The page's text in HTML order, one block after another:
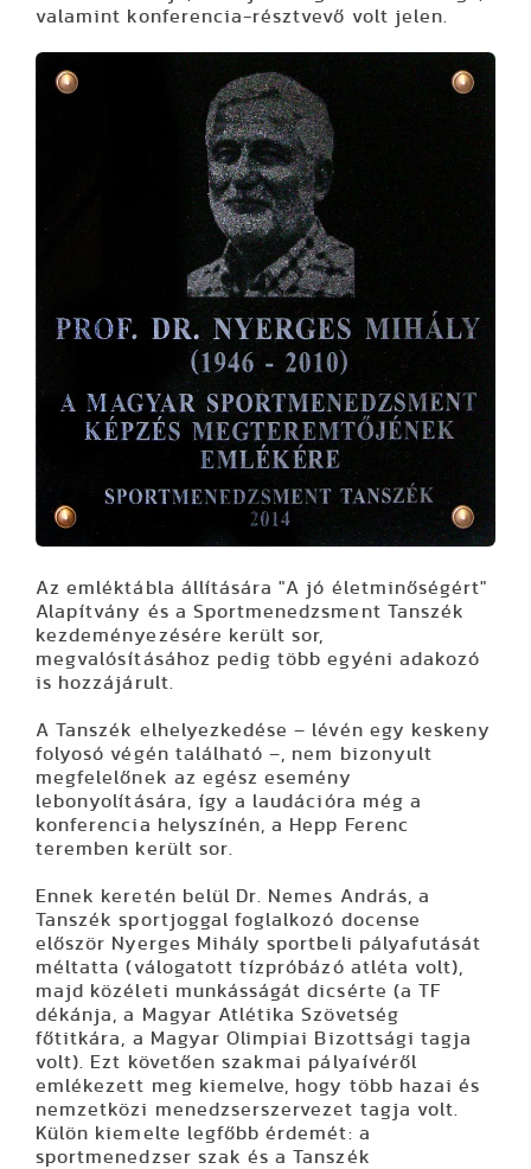
valamint konferencia-résztvevő volt jelen.
Az emléktábla állítására "A jó életminőségért"
Alapítvány és a Sportmenedzsment Tanszék
kezdeményezésére került sor,
megvalósításához pedig több egyéni adakozó
is hozzájárult.
A Tanszék elhelyezkedése – lévén egy keskeny
folyosó végén található –, nem bizonyult
megfelelőnek az egész esemény
lebonyolítására, így a laudációra még a
konferencia helyszínén, a Hepp Ferenc
teremben került sor.
Ennek keretén belül Dr. Nemes András, a
Tanszék sportjoggal foglalkozó docense
először Nyerges Mihály sportbeli pályafutását
méltatta (válogatott tízpróbázó atléta volt),
majd közéleti munkásságát dicsérte (a TF
dékánja, a Magyar Atlétika Szövetség
főtitkára, a Magyar Olimpiai Bizottsági tagja
volt). Ezt követően szakmai pályaívéről
emlékezett meg kiemelve, hogy több hazai és
nemzetközi menedzserszervezet tagja volt.
Külön kiemelte legfőbb érdemét: a
sportmenedzser szak és a Tanszék